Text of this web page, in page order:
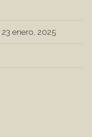
23 enero, 2025